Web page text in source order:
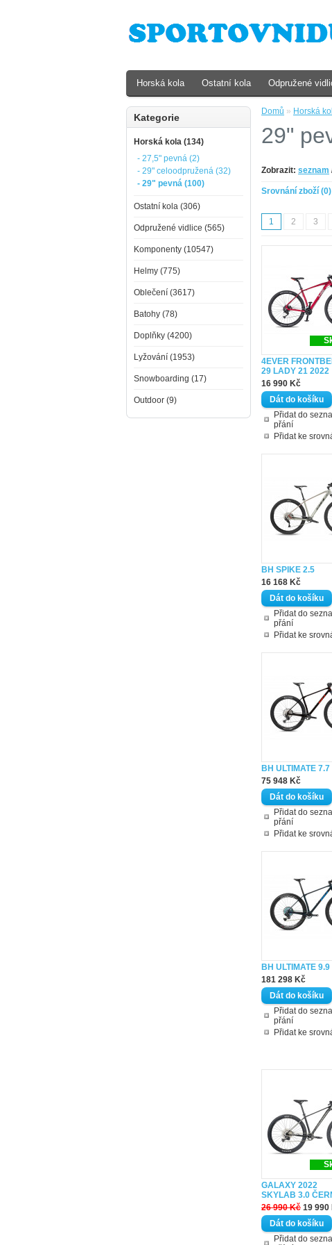
Domů » Horská
29"
Zobrazit: seznam
Srovnání zboží (0)
1 2 3
4EVER
29 LADY 21 2022
16 990 Kč
Přidat do
přání
Přidat ke
BH SPIKE 2.5
16 168 Kč
Přidat do
přání
Přidat ke
BH ULTIMATE 7.7
75 948 Kč
Přidat do
přání
Přidat ke
BH ULTIMATE 9.9
181 298 Kč
Přidat do
přání
Přidat ke
GALAXY 2022
SKYLAB 3.0
26 990 Kč 19 990
Přidat do
Kategorie
Horská kola (134)
- 27,5" pevná (2)
- 29" celoodpružená (32)
- 29" pevná (100)
Ostatní kola (306)
Odpružené vidlice (565)
Komponenty (10547)
Helmy (775)
Oblečení (3617)
Batohy (78)
Doplňky (4200)
Lyžování (1953)
Snowboarding (17)
Outdoor (9)
Horská kola Ostatní kola Odpružené